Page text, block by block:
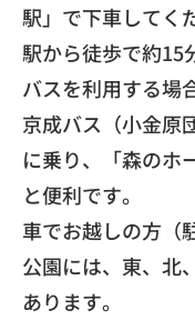
駅」で下車してく
駅から徒歩で約15
バスを利用する場
京成バス（小金原
に乗り、「森のホ
と便利です。
車でお越しの方（
公園には、東、北
あります。